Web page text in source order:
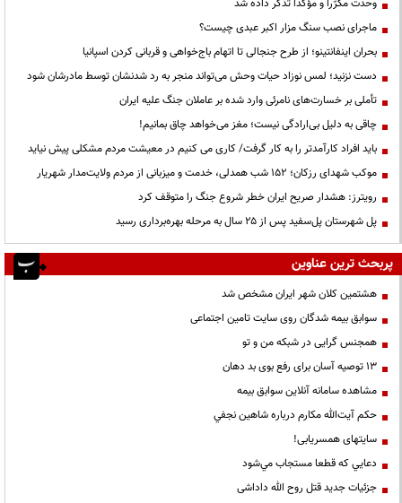
وحدت مکرّراً و مؤکّداً تذکر داده شد
ماجرای نصب سنگ مزار اکبر عبدی چیست؟
بحران اینفانتینو؛ از طرح جنجالی تا اتهام باج‌خواهی و قربانی کردن اسپانیا
دست نزنید؛ لمس نوزاد حیات وحش می‌تواند منجر به رد شدنشان توسط مادرشان شود
تأملی بر خسارت‌های نامرئی وارد شده بر عاملان جنگ علیه ایران
چاقی به دلیل بی‌ارادگی نیست؛ مغز می‌خواهد چاق بمانیم!
باید افراد کارآمدتر را به کار گرفت/ کاری می کنیم در معیشت مردم مشکلی پیش نیاید
موکب شهدای رزکان؛ ۱۵۲ شب همدلی، خدمت و میزبانی از مردم ولایت‌مدار شهریار
رویترز: هشدار صریح ایران خطر شروع جنگ را متوقف کرد
پل شهرستان پل‌سفید پس از ۲۵ سال به مرحله بهره‌برداری رسید
پربحث ترین عناوین
هشتمین کلان شهر ایران مشخص شد
سوابق بیمه شدگان روی سایت تامین اجتماعی
همجنس گرایی در شبکه من و تو
13 توصیه آسان برای رفع بوی بد دهان
مشاهده سامانه آنلاين سوابق بیمه
حكم آيت‌الله مكارم درباره شاهين نجفي
سایتهای همسریابی!
دعايي كه قطعا مستجاب مي‌شود
جزئیات جدید قتل روح الله داداشی